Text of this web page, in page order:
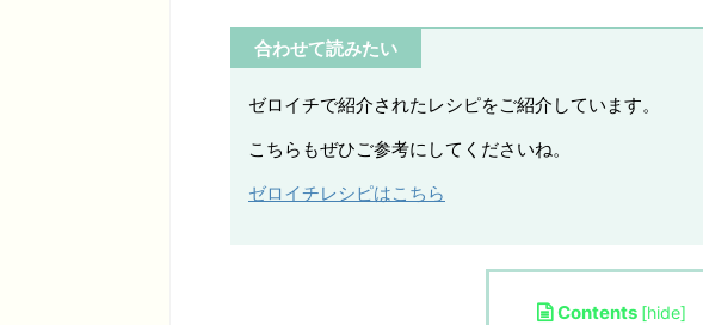
合わせて読みたい
ゼロイチで紹介されたレシピをご紹介しています。
こちらもぜひご参考にしてくださいね。
ゼロイチレシピはこちら
Contents [hide]